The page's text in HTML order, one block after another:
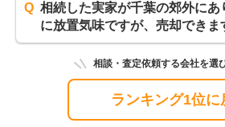
Q 相続した実家が千葉の郊外にあ
に放置気味ですが、売却できま
相談・査定依頼する会社を選
ランキング1位に